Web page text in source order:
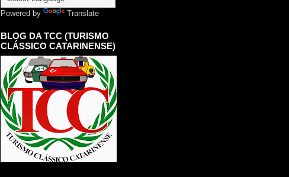
Powered by Translate
BLOG DA TCC (TURISMO
CLÁSSICO CATARINENSE)